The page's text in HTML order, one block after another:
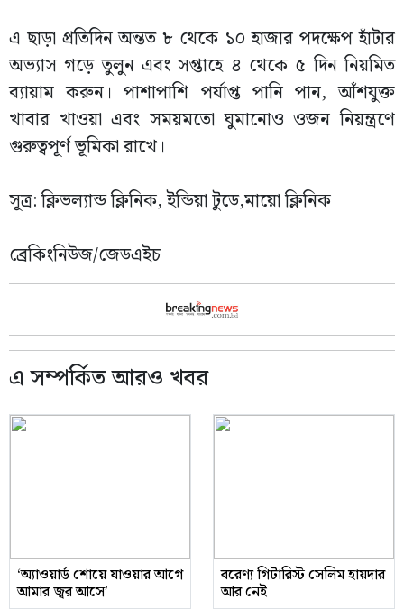
এ ছাড়া প্রতিদিন অন্তত ৮ থেকে ১০ হাজার পদক্ষেপ হাঁটার
অভ্যাস গড়ে তুলুন এবং সপ্তাহে ৪ থেকে ৫ দিন নিয়মিত
ব্যায়াম করুন। পাশাপাশি পর্যাপ্ত পানি পান, আঁশযুক্ত
খাবার খাওয়া এবং সময়মতো ঘুমানোও ওজন নিয়ন্ত্রণে
গুরুত্বপূর্ণ ভূমিকা রাখে।
সূত্র: ক্লিভল্যান্ড ক্লিনিক, ইন্ডিয়া টুডে,মায়ো ক্লিনিক
ব্রেকিংনিউজ/জেডএইচ
এ সম্পর্কিত আরও খবর
‘অ্যাওয়ার্ড শোয়ে যাওয়ার আগে
আমার জ্বর আসে’
বরেণ্য গিটারিস্ট সেলিম হায়দার
আর নেই